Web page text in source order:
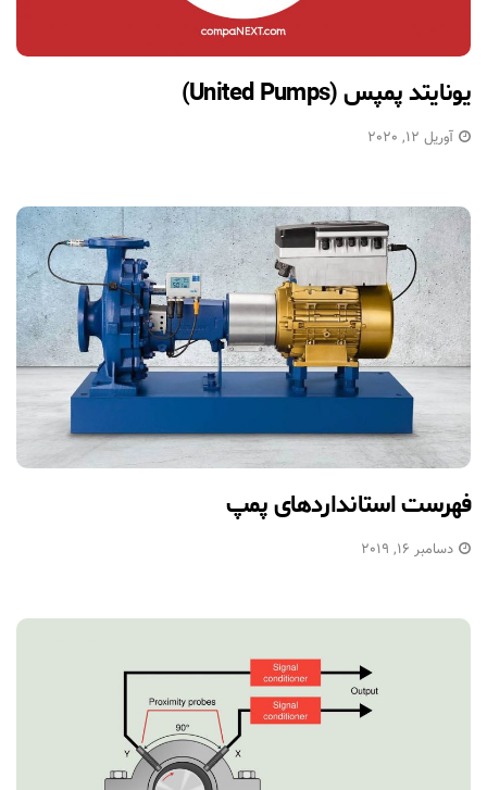
یونایتد پمپس (United Pumps)
آوریل 12, 2020
فهرست استانداردهای پمپ
دسامبر 16, 2019